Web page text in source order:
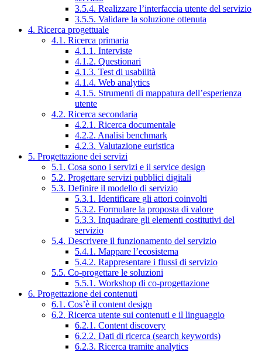
3.5.4. Realizzare l’interfaccia utente del servizio
3.5.5. Validare la soluzione ottenuta
4. Ricerca progettuale
4.1. Ricerca primaria
4.1.1. Interviste
4.1.2. Questionari
4.1.3. Test di usabilità
4.1.4. Web analytics
4.1.5. Strumenti di mappatura dell’esperienza
utente
4.2. Ricerca secondaria
4.2.1. Ricerca documentale
4.2.2. Analisi benchmark
4.2.3. Valutazione euristica
5. Progettazione dei servizi
5.1. Cosa sono i servizi e il service design
5.2. Progettare servizi pubblici digitali
5.3. Definire il modello di servizio
5.3.1. Identificare gli attori coinvolti
5.3.2. Formulare la proposta di valore
5.3.3. Inquadrare gli elementi costitutivi del
servizio
5.4. Descrivere il funzionamento del servizio
5.4.1. Mappare l’ecosistema
5.4.2. Rappresentare i flussi di servizio
5.5. Co-progettare le soluzioni
5.5.1. Workshop di co-progettazione
6. Progettazione dei contenuti
6.1. Cos’è il content design
6.2. Ricerca utente sui contenuti e il linguaggio
6.2.1. Content discovery
6.2.2. Dati di ricerca (search keywords)
6.2.3. Ricerca tramite analytics